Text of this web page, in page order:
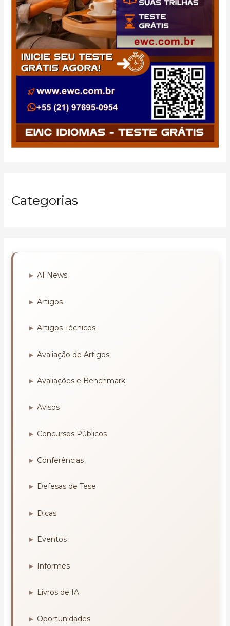
Categorias
AI News
Artigos
Artigos Técnicos
Avaliação de Artigos
Avaliações e Benchmark
Avisos
Concursos Públicos
Conferências
Defesas de Tese
Dicas
Eventos
Informes
Livros de IA
Oportunidades